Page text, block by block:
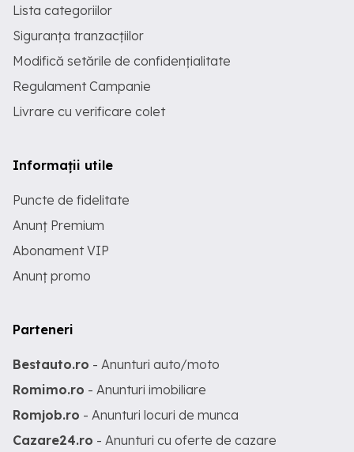
Lista categoriilor
Siguranța tranzacțiilor
Modifică setările de confidențialitate
Regulament Campanie
Livrare cu verificare colet
Informații utile
Puncte de fidelitate
Anunț Premium
Abonament VIP
Anunț promo
Parteneri
Bestauto.ro - Anunturi auto/moto
Romimo.ro - Anunturi imobiliare
Romjob.ro - Anunturi locuri de munca
Cazare24.ro - Anunturi cu oferte de cazare